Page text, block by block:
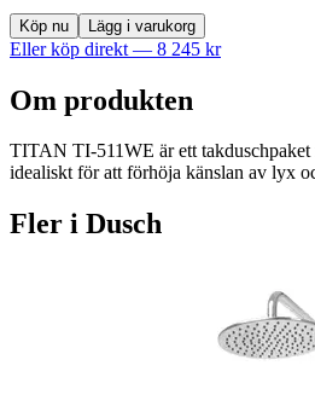
Köp nu Lägg i varukorg
Eller köp direkt — 8 245 kr
Om produkten
TITAN TI-511WE är ett takduschpaket
idealiskt för att förhöja känslan av lyx
Fler i Dusch